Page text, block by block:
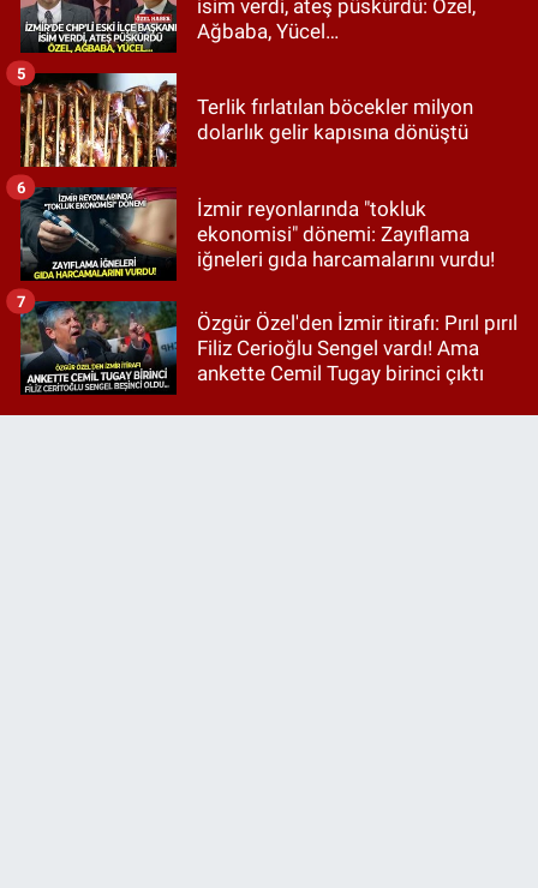
isim verdi, ateş püskürdü: Özel,
Ağbaba, Yücel…
Terlik fırlatılan böcekler milyon
dolarlık gelir kapısına dönüştü
5
İzmir reyonlarında "tokluk
ekonomisi" dönemi: Zayıflama
iğneleri gıda harcamalarını vurdu!
6
Özgür Özel'den İzmir itirafı: Pırıl pırıl
Filiz Cerioğlu Sengel vardı! Ama
ankette Cemil Tugay birinci çıktı
7